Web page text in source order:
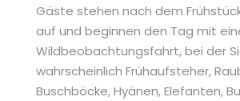
Gäste stehen nach dem
auf und beginnen den Tag mit
Wildbeobachtungsfahrt, bei der
wahrscheinlich Frühaufsteher,
Buschböcke, Hyänen, Elefanten,